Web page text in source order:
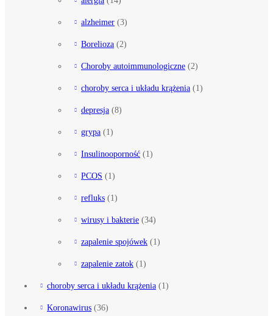
alzheimer (3)
Borelioza (2)
Choroby autoimmunologiczne (2)
choroby serca i układu krążenia (1)
depresja (8)
grypa (1)
Insulinooporność (1)
PCOS (1)
refluks (1)
wirusy i bakterie (34)
zapalenie spojówek (1)
zapalenie zatok (1)
choroby serca i układu krążenia (1)
Koronawirus (36)